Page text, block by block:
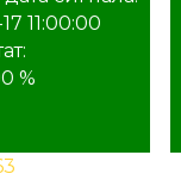
11:00:00
%